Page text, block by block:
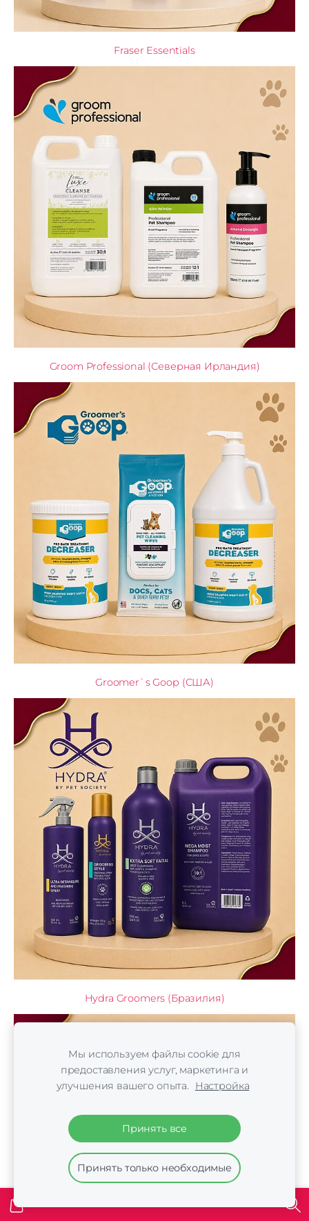
Fraser Essentials
Groom Professional (Северная Ирландия)
Groomer`s Goop (США)
Hydra Groomers (Бразилия)
Мы используем файлы cookie для
предоставления услуг, маркетинга и
улучшения вашего опыта.
Настройка
Принять все
Принять только необходимые